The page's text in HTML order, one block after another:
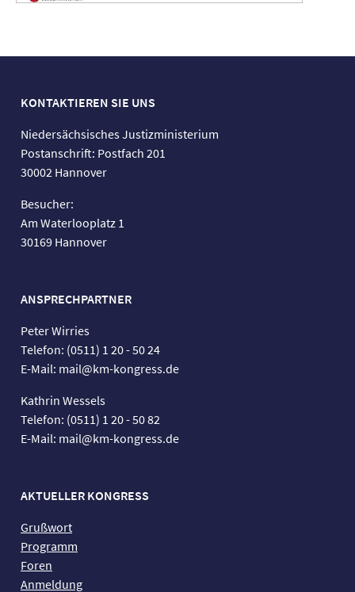
KONTAKTIEREN SIE UNS
Niedersächsisches Justizministerium
Postanschrift: Postfach 201
30002 Hannover
Besucher:
Am Waterlooplatz 1
30169 Hannover
ANSPRECHPARTNER
Peter Wirries
Telefon: (0511) 1 20 - 50 24
E-Mail: mail@km-kongress.de
Kathrin Wessels
Telefon: (0511) 1 20 - 50 82
E-Mail: mail@km-kongress.de
AKTUELLER KONGRESS
Grußwort
Programm
Foren
Anmeldung